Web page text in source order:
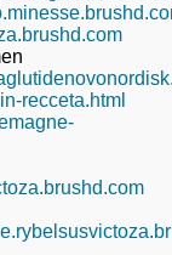
recceta.html